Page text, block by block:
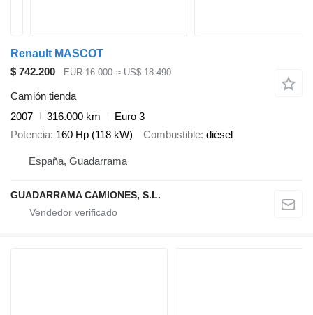
Renault MASCOT
$ 742.200
EUR 16.000 ≈ US$ 18.490
Camión tienda
2007
316.000 km
Euro 3
Potencia 160 Hp (118 kW) Combustible diésel
España, Guadarrama
GUADARRAMA CAMIONES, S.L.